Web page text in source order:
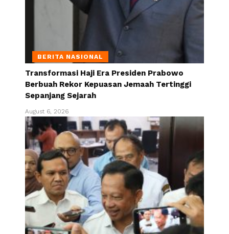
BERITA NASIONAL
Transformasi Haji Era Presiden Prabowo
Berbuah Rekor Kepuasan Jemaah Tertinggi
Sepanjang Sejarah
August 6, 2026